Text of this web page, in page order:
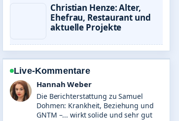
Christian Henze: Alter,
Ehefrau, Restaurant und
aktuelle Projekte
Live-Kommentare
Hannah Weber
Die Berichterstattung zu Samuel
Dohmen: Krankheit, Beziehung und
GNTM –... wirkt solide und sehr gut